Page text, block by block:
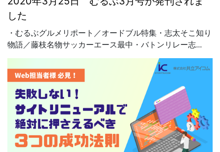
した
・むるぶグルメリポート／オードブル特集・志太そこ知り
物語／藤枝名物サッカーエース最中・バトンリレー志...